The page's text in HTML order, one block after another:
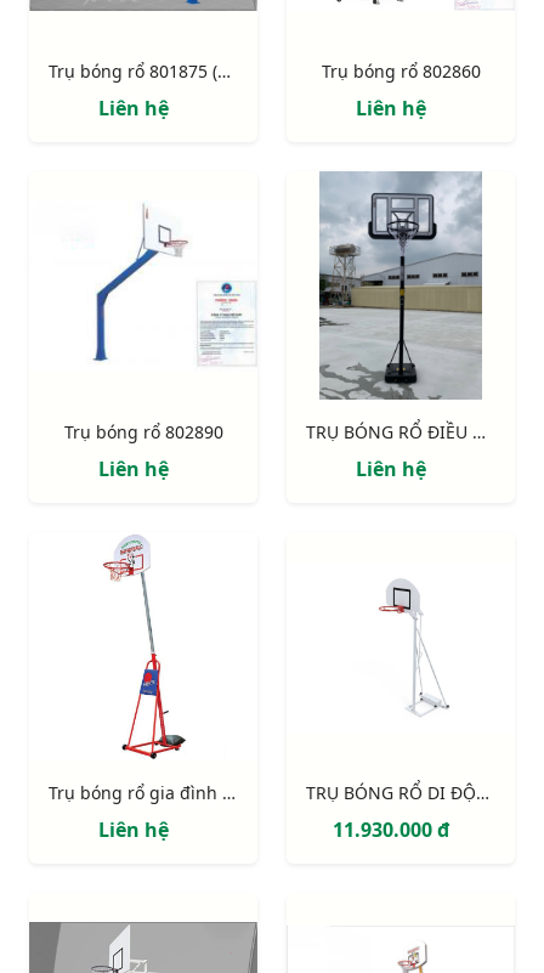
Trụ bóng rổ 801875 (BS8875)
Liên hệ
Trụ bóng rổ 802860
Liên hệ
Trụ bóng rổ 802890
Liên hệ
TRỤ BÓNG RỔ ĐIỀU CHỈNH ĐỘ CAO 801818
Liên hệ
Trụ bóng rổ gia đình S14614
Liên hệ
TRỤ BÓNG RỔ DI ĐỘNG S14625
11.930.000 đ